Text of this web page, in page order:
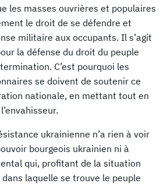
les masses ouvrières et populaires
le droit de se défendre et
militaire aux occupants. Il s’agit
la défense du droit du peuple
C’est pourquoi les
se doivent de soutenir ce
nationale, en mettant tout en
ukrainienne n’a rien à voir
bourgeois ukrainien ni à
qui, profitant de la situation
laquelle se trouve le peuple